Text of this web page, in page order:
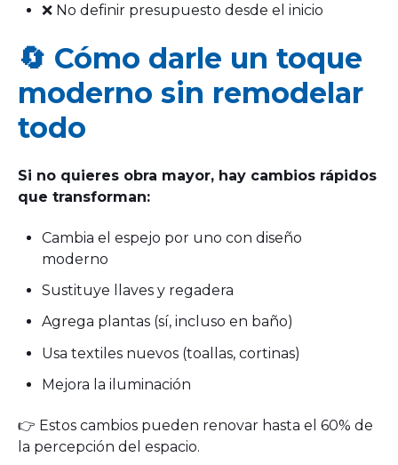
❌ No definir presupuesto desde el inicio
🔄 Cómo darle un toque
moderno sin remodelar
todo
Si no quieres obra mayor, hay cambios rápidos
que transforman:
Cambia el espejo por uno con diseño
moderno
Sustituye llaves y regadera
Agrega plantas (sí, incluso en baño)
Usa textiles nuevos (toallas, cortinas)
Mejora la iluminación
👉 Estos cambios pueden renovar hasta el 60% de
la percepción del espacio.